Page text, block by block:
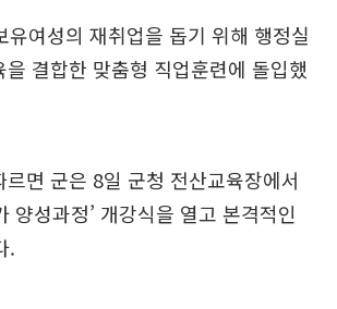
유여성의 재취업을 돕기 위해 행정실
을 결합한 맞춤형 직업훈련에 돌입했
면 군은 8일 군청 전산교육장에서
양성과정’ 개강식을 열고 본격적인
.